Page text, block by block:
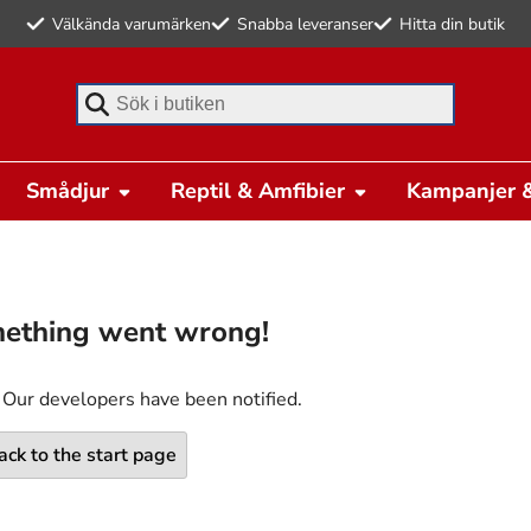
Välkända varumärken Snabba leveranser Hitta din butik
Börja skriva för att söka
Smådjur Reptil & Amfibier Kampanjer
went wrong!
developers have been notified.
to the start page